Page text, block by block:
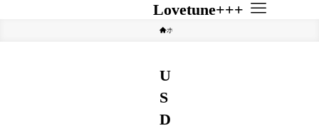
Lovetune+++
ホーム
U
S
D